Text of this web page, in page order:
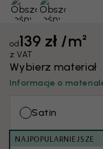
od139 zł /m²
z VAT
Wybierz materiał
Informacje o
Satin
NAJPOPULARNIEJSZE